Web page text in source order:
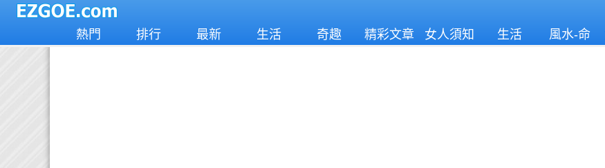
熱門 排行 最新 生活 奇趣 精彩文章 女人須知 生活
風水-命